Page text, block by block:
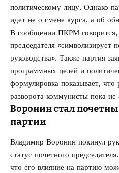
политическому лицу. Однако
идет не о смене курса, а об
В сообщении ПКРМ говорится,
председателя «символизирует
руководства». Также партия
программных целей и
формулировка показывает, что
разворота коммунисты пока не
Воронин стал
партии
Владимир Воронин покинул
статус почетного
что его влияние на партию